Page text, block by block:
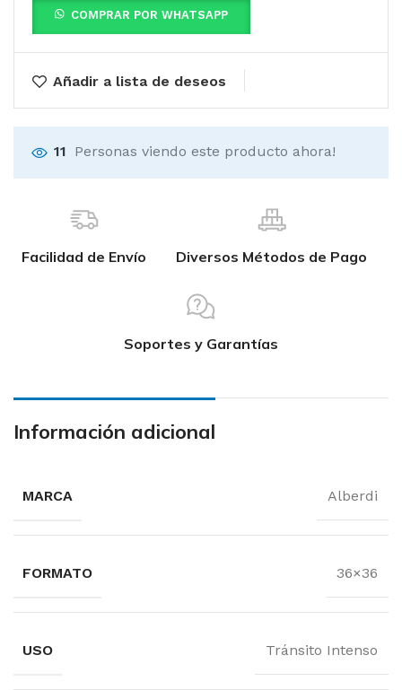
COMPRAR POR WHATSAPP
Añadir a lista de deseos
11 Personas viendo este producto ahora!
Facilidad de Envío Diversos Métodos de Pago
Soportes y Garantías
Información adicional
MARCA Alberdi
FORMATO 36×36
USO Tránsito Intenso